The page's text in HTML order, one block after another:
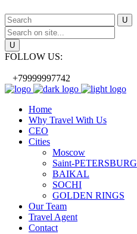
FOLLOW US:
+79999997742
Home
Why Travel With Us
CEO
Cities
Moscow
Saint-PETERSBURG
BAIKAL
SOCHI
GOLDEN RINGS
Our Team
Travel Agent
Contact